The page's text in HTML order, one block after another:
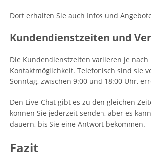
Dort erhalten Sie auch Infos und
Kundendienstzeiten und
Die Kundendienstzeiten variieren je nach
Kontaktmöglichkeit. Telefonisch sind sie
Sonntag, zwischen 9:00 und 18:00 Uhr,
Den Live-Chat gibt es zu den gleichen
können Sie jederzeit senden, aber es
dauern, bis Sie eine Antwort bekommen.
Fazit